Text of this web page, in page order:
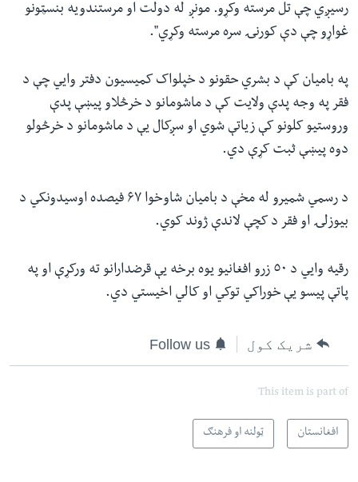
رسیږي چې تل مرسته وکړو. مونږ له دولت او مرستندویه بنسټونو
غواړو چې دې کورنۍ سره مرسته وکړي".
په بامیان کې د بشري حقونو د خپلواک کمیسیون دفتر وایي چې د
فقر په وجه پدې ولایت کې د ماشومانو د خرڅلاو پیښې پدې
وروستیو کلونو کې زیاتې شوي او سږکال یې د ماشومانو د خرڅولو
دوه پیښې ثبت کړې دي.
د رسمي شمیرو له مخې د بامیان شاوخوا ۶۷ فیصده اوسیدونکي د
بیوزلۍ او فقر د کچې لاندې ژوند کوي.
رقیه وایي د ٥٠ زرو افغانیو یوه برخه یې قرضدارانو ته ورکړې او په
پاتې پیسو یې خوراکي توکي او کالي اخیستي دي.
شریک کول Follow us
This item is part of
افغانستان ټولنه او فرهنګ